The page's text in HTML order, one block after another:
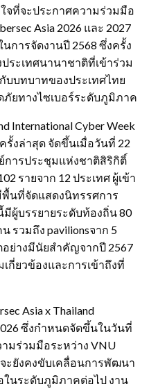
จที่จะประกาศความร่วมมือ
Asia 2026 และ 2027
การจัดงานปี 2568 ซึ่งครั้ง
ระเทศนานาชาติที่เข้าร่วม
บบทบาทของประเทศไทย
ยทางไซเบอร์ระดับภูมิภาค
International Cyber Week
รั้งล่าสุด จัดขึ้นเมื่อวันที่ 22
การประชุมแห่งชาติสิริกิติ์
รายจาก 12 ประเทศ ผู้เข้า
พื้นที่จัดแสดงนิทรรศการ
มีผู้บรรยายระดับท้องถิ่น 80
รวมถึง pavilionsจาก 5
อย่างมีนัยสำคัญจากปี 2567
กี่ยวข้องและการเข้าถึงที่
Asia x Thailand
ซึ่งกำหนดจัดขึ้นในวันที่
มร่วมมือระหว่าง VNU
จะยังคงขับเคลื่อนการพัฒนา
ในระดับภูมิภาคต่อไป งาน